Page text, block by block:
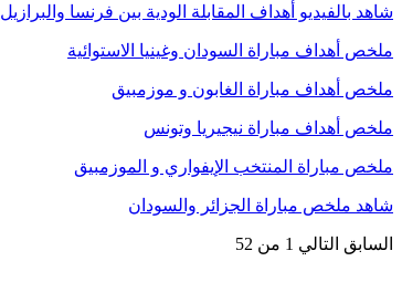
شاهد بالفيديو أهداف المقابلة الودية بين فرنسا والبرازيل
ملخص أهداف مباراة السودان وغينيا الاستوائية
ملخص أهداف مباراة الغابون و موزمبيق
ملخص أهداف مباراة نيجيريا وتونس
ملخص مباراة المنتخب الإيفواري و الموزمبيق
شاهد ملخص مباراة الجزائر والسودان
السابق التالي 1 من 52